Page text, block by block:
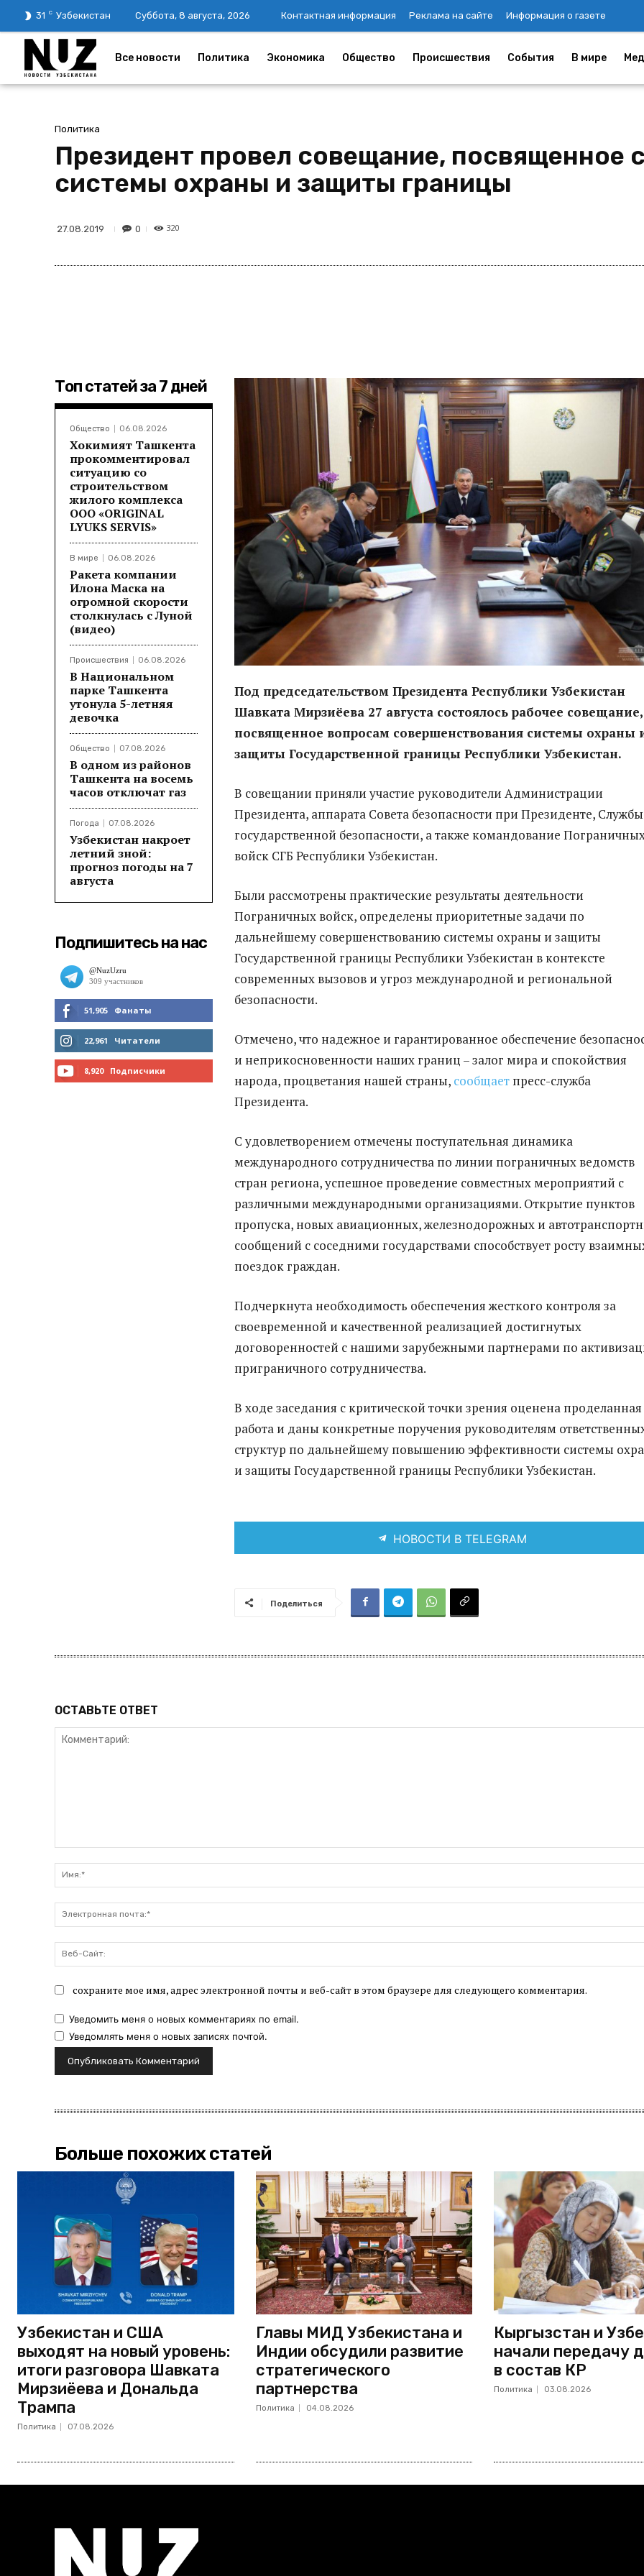
31 C Узбекистан Суббота, 8 августа, 2026 Контактная информация Реклама на сайте Информация о газете
Все новости Политика Экономика Общество Происшествия События В мире
Политика
Президент провел совещание, посвященное
системы охраны и защиты границы
27.08.2019 0 320
Топ статей за 7 дней
Общество 06.08.2026
Хокимият Ташкента
прокомментировал
ситуацию со
строительством
жилого комплекса
ООО «ORIGINAL
LYUKS SERVIS»
В мире 06.08.2026
Ракета компании
Илона Маска на
огромной скорости
столкнулась с Луной
(видео)
Происшествия 06.08.2026
В Национальном
парке Ташкента
утонула 5-летняя
девочка
Общество 07.08.2026
В одном из районов
Ташкента на восемь
часов отключат газ
Погода 07.08.2026
Узбекистан накроет
летний зной:
прогноз погоды на 7
августа
Подпишитесь на нас
51,905 Фанаты
МНЕ НРАВИТСЯ
22,961 Читатели
8,920 Подписчики
Под председательством Президента Республики Узбекистан
Шавката Мирзиёева 27 августа состоялось рабочее совещание,
посвященное вопросам совершенствования системы охраны
защиты Государственной границы Республики Узбекистан.
В совещании приняли участие руководители Администрации
Президента, аппарата Совета безопасности при Президенте, Службы
государственной безопасности, а также командование
войск СГБ Республики Узбекистан.
Были рассмотрены практические результаты деятельности
Пограничных войск, определены приоритетные задачи по
дальнейшему совершенствованию системы охраны и защиты
Государственной границы Республики Узбекистан в контексте
современных вызовов и угроз международной и региональной
безопасности.
Отмечено, что надежное и гарантированное обеспечение
и неприкосновенности наших границ – залог мира и спокойствия
народа, процветания нашей страны, сообщает пресс-служба
Президента.
С удовлетворением отмечены поступательная динамика
международного сотрудничества по линии пограничных ведомств
стран региона, успешное проведение совместных мероприятий с
различными международными организациями. Открытие пунктов
пропуска, новых авиационных, железнодорожных и
сообщений с соседними государствами способствует росту
поездок граждан.
Подчеркнута необходимость обеспечения жесткого контроля за
своевременной и качественной реализацией достигнутых
договоренностей с нашими зарубежными партнерами по
приграничного сотрудничества.
В ходе заседания с критической точки зрения оценена проделанная
работа и даны конкретные поручения руководителям
структур по дальнейшему повышению эффективности системы
и защиты Государственной границы Республики Узбекистан.
НОВОСТИ В TELEGRAM
Поделиться
ОСТАВЬТЕ ОТВЕТ
сохраните мое имя, адрес электронной почты и веб-сайт в этом браузере для следующего комментария.
Уведомить меня о новых комментариях по email.
Уведомлять меня о новых записях почтой.
Больше похожих статей
Узбекистан и США
выходят на новый уровень:
итоги разговора Шавката
Мирзиёева и Дональда
Трампа
Политика 07.08.2026
Главы МИД Узбекистана и
Индии обсудили развитие
стратегического
партнерства
Политика 04.08.2026
Кыргызстан и
начали передачу
в состав КР
Политика 03.08.2026